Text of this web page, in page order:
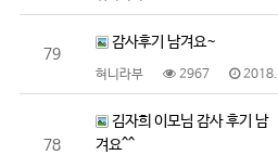
79
감사후기 남겨요~
혀니라부 2967 2018.10.25
78
김자희 이모님 감사 후기 남
겨요^^